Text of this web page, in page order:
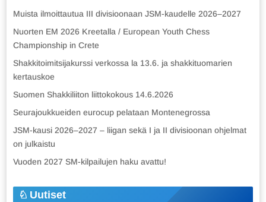
Muista ilmoittautua III divisioonaan JSM-kaudelle 2026–2027
Nuorten EM 2026 Kreetalla / European Youth Chess
Championship in Crete
Shakkitoimitsijakurssi verkossa la 13.6. ja shakkituomarien
kertauskoe
Suomen Shakkiliiton liittokokous 14.6.2026
Seurajoukkueiden eurocup pelataan Montenegrossa
JSM-kausi 2026–2027 – liigan sekä I ja II divisioonan ohjelmat
on julkaistu
Vuoden 2027 SM-kilpailujen haku avattu!
Uutiset